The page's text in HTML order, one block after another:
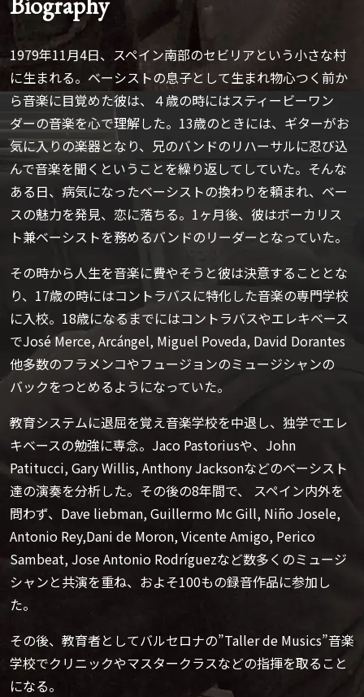
1979年11月4日、スペイン南部のセビリアという小さな村
に生まれる。ベーシストの息子として生まれ物心つく前か
ら音楽に目覚めた彼は、４歳の時にはスティービーワン
ダーの音楽を心で理解した。13歳のときには、ギターがお
気に入りの楽器となり、兄のバンドのリハーサルに忍び込
んで音楽を聞くということを繰り返してしていた。そんな
ある日、病気になったベーシストの換わりを頼まれ、ベー
スの魅力を発見、恋に落ちる。1ヶ月後、彼はボーカリス
ト兼ベーシストを務めるバンドのリーダーとなっていた。
その時から人生を音楽に費やそうと彼は決意することとな
り、17歳の時にはコントラバスに特化した音楽の専門学校
に入校。18歳になるまでにはコントラバスやエレキベース
でJosé Merce, Arcángel, Miguel Poveda, David Dorantes
他多数のフラメンコやフュージョンのミュージシャンの
バックをつとめるようになっていた。
教育システムに退屈を覚え音楽学校を中退し、独学でエレ
キベースの勉強に専念。Jaco Pastoriusや、John
Patitucci, Gary Willis, Anthony Jacksonなどのベーシスト
達の演奏を分析した。その後の8年間で、 スペイン内外を
問わず、Dave liebman, Guillermo Mc Gill, Niño Josele,
Antonio Rey,Dani de Moron, Vicente Amigo, Perico
Sambeat, Jose Antonio Rodríguezなど数多くのミュージ
シャンと共演を重ね、およそ100もの録音作品に参加し
た。
その後、教育者としてバルセロナの”Taller de Musics”音楽
学校でクリニックやマスタークラスなどの指揮を取ること
になる。